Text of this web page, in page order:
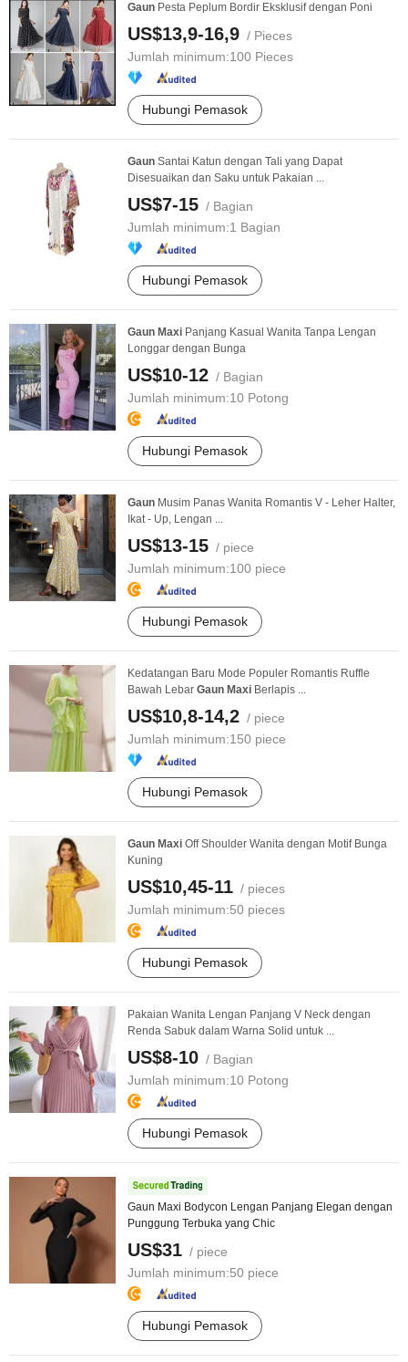
Gaun Pesta Peplum Bordir Eksklusif dengan Poni
US$13,9-16,9 / Pieces
Jumlah minimum:100 Pieces
Hubungi Pemasok
Gaun Santai Katun dengan Tali yang Dapat
Disesuaikan dan Saku untuk Pakaian ...
US$7-15 / Bagian
Jumlah minimum:1 Bagian
Hubungi Pemasok
Gaun Maxi Panjang Kasual Wanita Tanpa Lengan
Longgar dengan Bunga
US$10-12 / Bagian
Jumlah minimum:10 Potong
Hubungi Pemasok
Gaun Musim Panas Wanita Romantis V - Leher Halter,
Ikat - Up, Lengan ...
US$13-15 / piece
Jumlah minimum:100 piece
Hubungi Pemasok
Kedatangan Baru Mode Populer Romantis Ruffle
Bawah Lebar Gaun Maxi Berlapis ...
US$10,8-14,2 / piece
Jumlah minimum:150 piece
Hubungi Pemasok
Gaun Maxi Off Shoulder Wanita dengan Motif Bunga
Kuning
US$10,45-11 / pieces
Jumlah minimum:50 pieces
Hubungi Pemasok
Pakaian Wanita Lengan Panjang V Neck dengan
Renda Sabuk dalam Warna Solid untuk ...
US$8-10 / Bagian
Jumlah minimum:10 Potong
Hubungi Pemasok
Gaun Maxi Bodycon Lengan Panjang Elegan dengan
Punggung Terbuka yang Chic
US$31 / piece
Jumlah minimum:50 piece
Hubungi Pemasok